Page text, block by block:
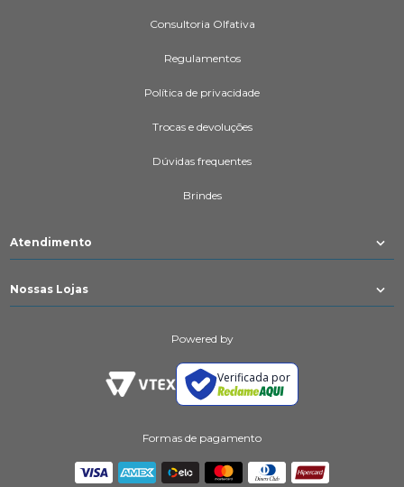
Consultoria Olfativa
Regulamentos
Política de privacidade
Trocas e devoluções
Dúvidas frequentes
Brindes
Atendimento
Nossas Lojas
Powered by
Verificada por
Formas de pagamento